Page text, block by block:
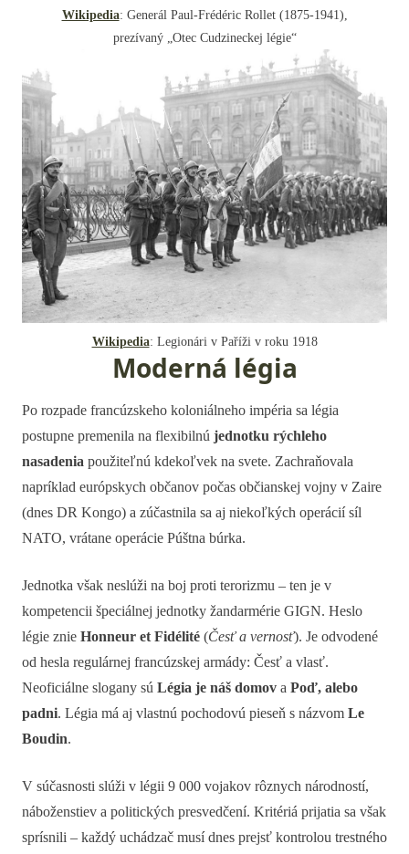
Wikipedia: Generál Paul-Frédéric Rollet (1875-1941),
prezívaný „Otec Cudzineckej légie“
Wikipedia: Legionári v Paříži v roku 1918
Moderná légia
Po rozpade francúzskeho koloniálneho impéria sa légia
postupne premenila na flexibilnú jednotku rýchleho
nasadenia použiteľnú kdekoľvek na svete. Zachraňovala
napríklad európskych občanov počas občianskej vojny v Zaire
(dnes DR Kongo) a zúčastnila sa aj niekoľkých operácií síl
NATO, vrátane operácie Púštna búrka.
Jednotka však neslúži na boj proti terorizmu – ten je v
kompetencii špeciálnej jednotky žandarmérie GIGN. Heslo
légie znie Honneur et Fidélité (Česť a vernosť). Je odvodené
od hesla regulárnej francúzskej armády: Česť a vlasť.
Neoficiálne slogany sú Légia je náš domov a Poď, alebo
padni. Légia má aj vlastnú pochodovú pieseň s názvom Le
Boudin.
V súčasnosti slúži v légii 9 000 vojakov rôznych národností,
náboženstiev a politických presvedčení. Kritériá prijatia sa však
sprísnili – každý uchádzač musí dnes prejsť kontrolou trestného